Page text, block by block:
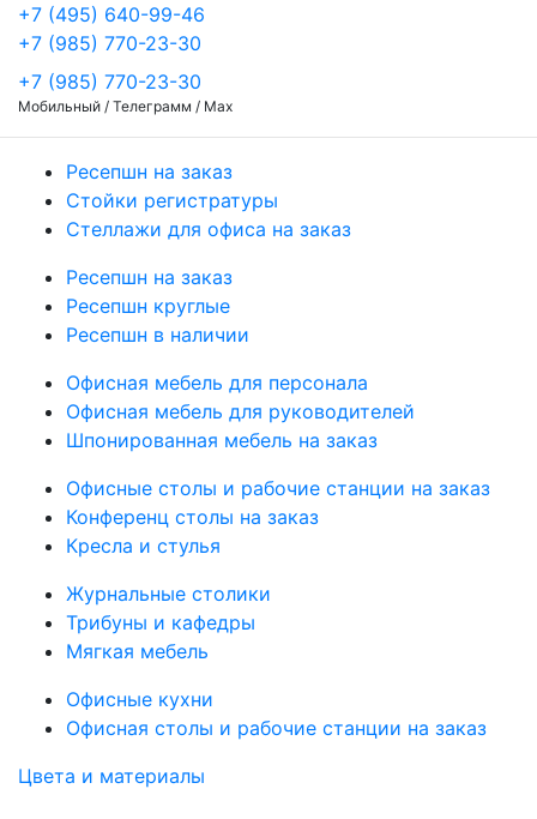
+7 (495) 640-99-46
+7 (985) 770-23-30
+7 (985) 770-23-30
Мобильный / Телеграмм / Max
Ресепшн на заказ
Стойки регистратуры
Стеллажи для офиса на заказ
Ресепшн на заказ
Ресепшн круглые
Ресепшн в наличии
Офисная мебель для персонала
Офисная мебель для руководителей
Шпонированная мебель на заказ
Офисные столы и рабочие станции на заказ
Конференц столы на заказ
Кресла и стулья
Журнальные столики
Трибуны и кафедры
Мягкая мебель
Офисные кухни
Офисная столы и рабочие станции на заказ
Цвета и материалы